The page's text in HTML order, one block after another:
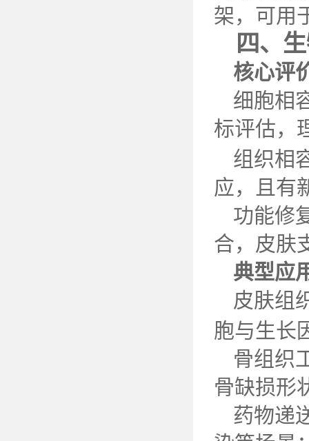
架，可用
四、
核心评
细胞相
标评估，
组织相
应，且有
功能修
合，皮肤
典型应
皮肤组
胞与生长
骨组织
骨缺损形
药物递